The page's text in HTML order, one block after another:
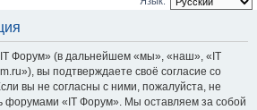
Форум» (в дальнейшем «мы», «наш», «IT
вы подтверждаете своё согласие со
вы не согласны с ними, пожалуйста, не
форумами «IT Форум». Мы оставляем за собой